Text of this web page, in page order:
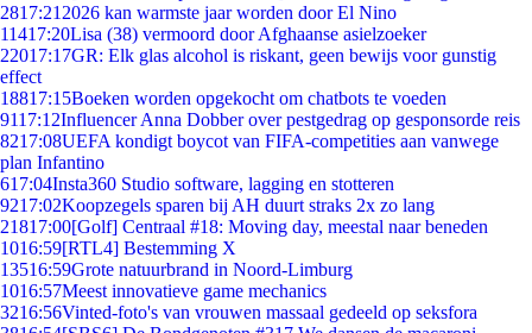
2817:21 2026 kan warmste jaar worden door El Nino
11417:20Lisa (38) vermoord door Afghaanse asielzoeker
22017:17GR: Elk glas alcohol is riskant, geen bewijs voor gunstig
effect
18817:15Boeken worden opgekocht om chatbots te voeden
9117:12Influencer Anna Dobber over pestgedrag op gesponsorde reis
8217:08UEFA kondigt boycot van FIFA-competities aan vanwege
plan Infantino
617:04Insta360 Studio software, lagging en stotteren
9217:02Koopzegels sparen bij AH duurt straks 2x zo lang
21817:00[Golf] Centraal #18: Moving day, meestal naar beneden
1016:59[RTL4] Bestemming X
13516:59Grote natuurbrand in Noord-Limburg
1016:57Meest innovatieve game mechanics
3216:56Vinted-foto's van vrouwen massaal gedeeld op seksfora